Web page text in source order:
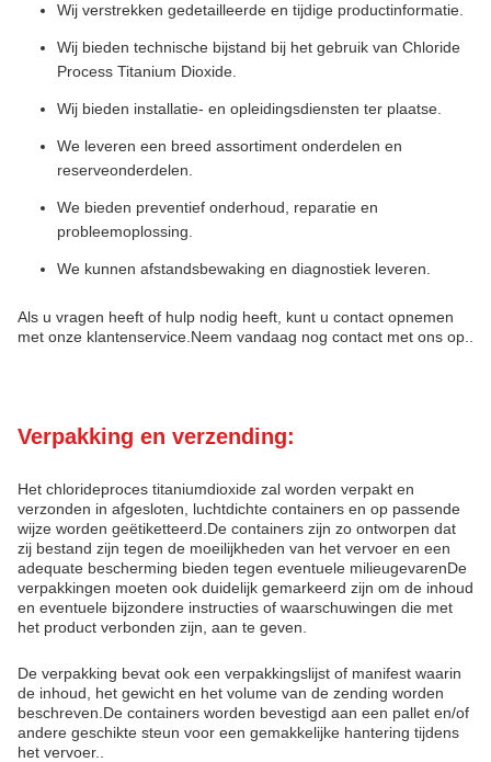
Wij verstrekken gedetailleerde en tijdige productinformatie.
Wij bieden technische bijstand bij het gebruik van Chloride
Process Titanium Dioxide.
Wij bieden installatie- en opleidingsdiensten ter plaatse.
We leveren een breed assortiment onderdelen en
reserveonderdelen.
We bieden preventief onderhoud, reparatie en
probleemoplossing.
We kunnen afstandsbewaking en diagnostiek leveren.
Als u vragen heeft of hulp nodig heeft, kunt u contact opnemen
met onze klantenservice.Neem vandaag nog contact met ons op..
Verpakking en verzending:
Het chlorideproces titaniumdioxide zal worden verpakt en
verzonden in afgesloten, luchtdichte containers en op passende
wijze worden geëtiketteerd.De containers zijn zo ontworpen dat
zij bestand zijn tegen de moeilijkheden van het vervoer en een
adequate bescherming bieden tegen eventuele milieugevarenDe
verpakkingen moeten ook duidelijk gemarkeerd zijn om de inhoud
en eventuele bijzondere instructies of waarschuwingen die met
het product verbonden zijn, aan te geven.
De verpakking bevat ook een verpakkingslijst of manifest waarin
de inhoud, het gewicht en het volume van de zending worden
beschreven.De containers worden bevestigd aan een pallet en/of
andere geschikte steun voor een gemakkelijke hantering tijdens
het vervoer..